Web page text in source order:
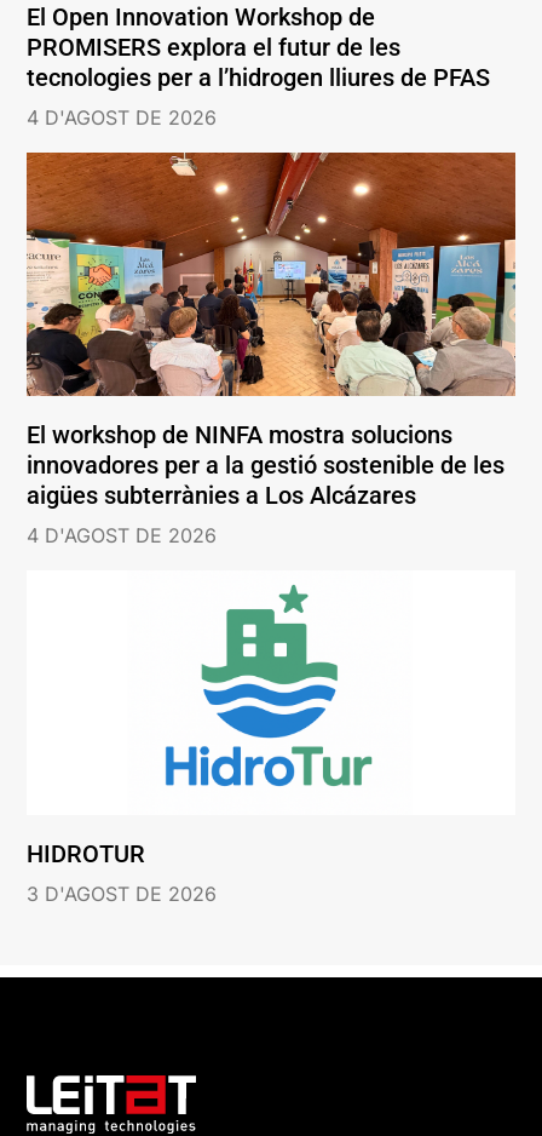
El Open Innovation Workshop de
PROMISERS explora el futur de les
tecnologies per a l’hidrogen lliures de PFAS
4 D'AGOST DE 2026
El workshop de NINFA mostra solucions
innovadores per a la gestió sostenible de les
aigües subterrànies a Los Alcázares
4 D'AGOST DE 2026
HIDROTUR
3 D'AGOST DE 2026